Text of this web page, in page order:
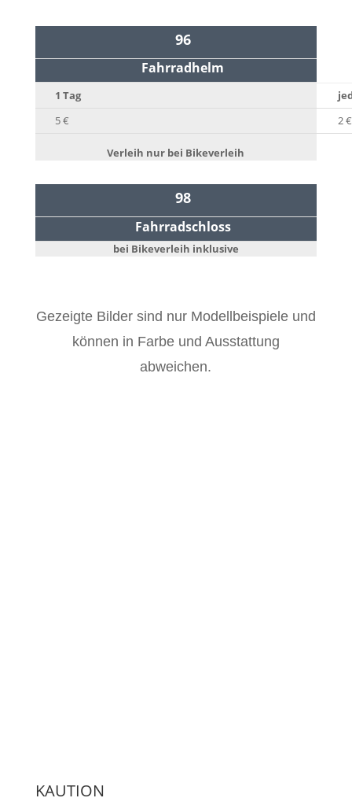
96
Fahrradhelm
1 Tag
5 €
2 €
Verleih nur bei Bikeverleih
98
Fahrradschloss
bei Bikeverleih inklusive
Gezeigte Bilder sind nur Modellbeispiele und
können in Farbe und Ausstattung
abweichen.
KAUTION